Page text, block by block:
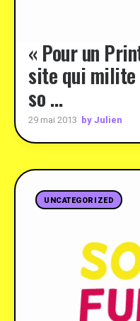
« Pour un
site qui milite
so …
29 mai 2013 by Julien
UNCATEGORIZED